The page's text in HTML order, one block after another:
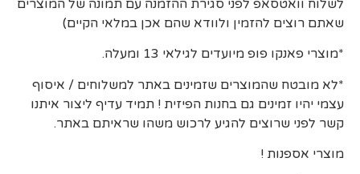
לשלוח וואטסאפ לפני סגירת ההזמנה עם תמונה של המוצרים
שאתם רוצים להזמין ולוודא שהם אכן במלאי הקיים)
*מוצרי פאנקו פופ מיועדים לגילאי 13 ומעלה.
*לא מובטח שהמוצרים שזמינים באתר למשלוחים / איסוף
עצמי יהיו זמינים גם בחנות הפיזית ! תמיד עדיף ליצור איתנו
קשר לפני שרוצים להגיע לרכוש משהו שראיתם באתר.
מוצרי אספנות !